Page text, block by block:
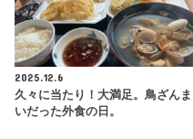
2025.12.6
久々に当たり！大満足。鳥ざんま
いだった外食の日。